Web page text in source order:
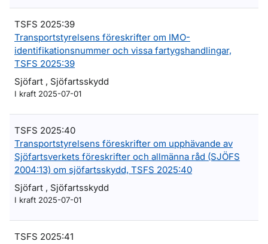
TSFS 2025:39
Transportstyrelsens föreskrifter om IMO-
identifikationsnummer och vissa fartygshandlingar,
TSFS 2025:39
Sjöfart , Sjöfartsskydd
I kraft 2025-07-01
TSFS 2025:40
Transportstyrelsens föreskrifter om upphävande av
Sjöfartsverkets föreskrifter och allmänna råd (SJÖFS
2004:13) om sjöfartsskydd, TSFS 2025:40
Sjöfart , Sjöfartsskydd
I kraft 2025-07-01
TSFS 2025:41